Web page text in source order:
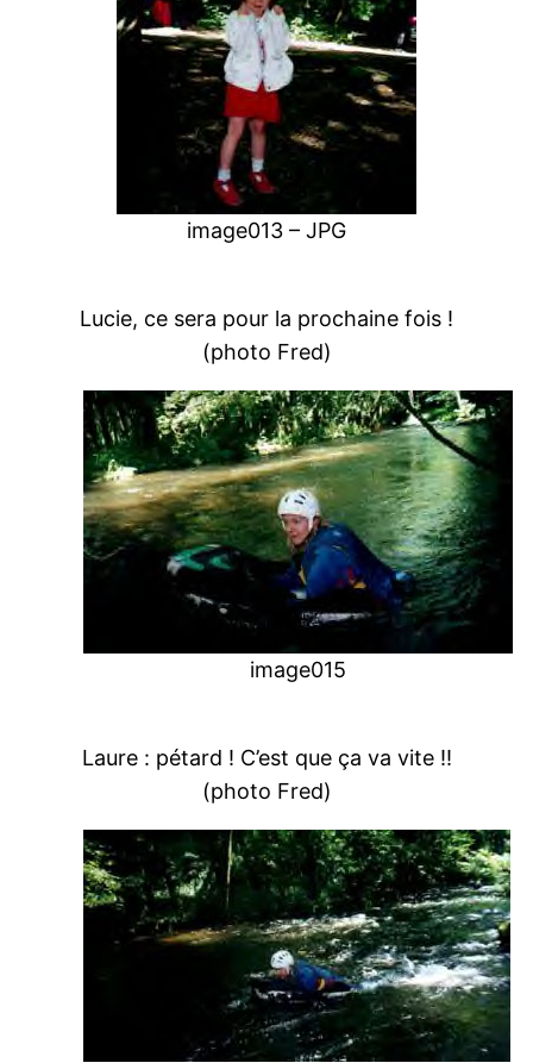
image013 – JPG
Lucie, ce sera pour la prochaine fois !
(photo Fred)
image015
Laure : pétard ! C’est que ça va vite !!
(photo Fred)